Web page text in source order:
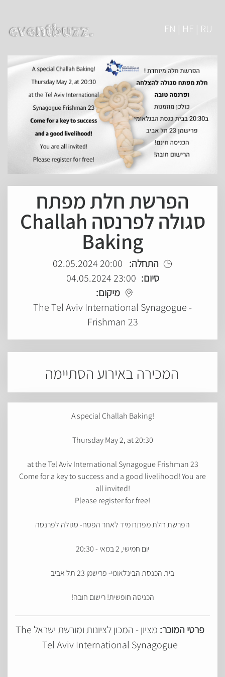
EN | HE | RU
הפרשת חלת מפתח
סגולה לפרנסה Challah
Baking
התחלה: 20:00 02.05.2024
סיום: 23:00 04.05.2024
מיקום:
The Tel Aviv International Synagogue -
Frishman 23
המכירה באירוע הסתיימה
A special Challah Baking!
Thursday May 2, at 20:30
at the Tel Aviv International Synagogue Frishman 23
Come for a key to success and a good livelihood! You are
all invited!
Please register for free!
הפרשת חלת מפתח מיד לאחר הפסח- סגולה לפרנסה
יום חמישי, 2 במאי - 20:30
בית הכנסת הבינלאומי- פרישמן 23 תל אביב
הכניסה חופשית! רישום חובה!
פרטי המוכר:
מציון - המכון לציונות ומורשת ישראל The
Tel Aviv International Synagogue